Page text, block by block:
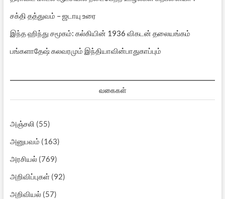
சக்தி தத்துவம் – ஜடாயு உரை
இந்த ஹிந்து சமூகம்: கல்கியின் 1936 விகடன் தலையங்கம்
பங்களாதேஷ் கலவரமும் இந்தியாவின்பாதுகாப்பும்
வகைகள்
அஞ்சலி (55)
அனுபவம் (163)
அரசியல்(769)
அறிவிப்புகள்(92)
அறிவியல்(57)